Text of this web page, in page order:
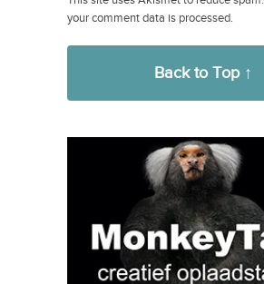
your comment data is processed.
Back to Top ↑